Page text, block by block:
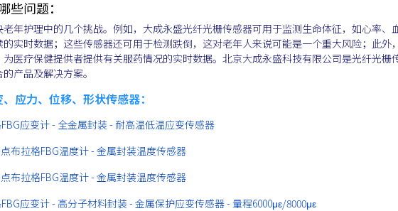
些问题：
年护理中的几个挑战。例如，大成永盛光纤光栅传感器可用于监测生命体征，如心率、
实时数据；这些传感器还可用于检测跌倒，这对老年人来说可能是一个重大风险；此外
医疗保健提供者提供有关服药情况的实时数据。北京大成永盛科技有限公司是光纤光栅
产品及解决方案。
应力、位移、形状传感器：
应变计 - 全金属封装 - 耐高温低温应变传感器
布拉格FBG温度计 - 金属封装温度传感器
布拉格FBG温度计 - 金属封装温度传感器
应变计 - 高分子材料封装 - 金属保护应变传感器 - 量程6000με/8000με